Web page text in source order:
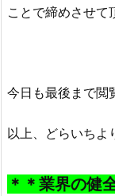
ことで締めさせて
今日も最後まで閲
以上、どらいちよ
＊＊業界の健